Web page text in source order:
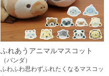
ふれあうアニマルマスコット
（パンダ）
ふわふわ思わずふれたくなるマスコッ